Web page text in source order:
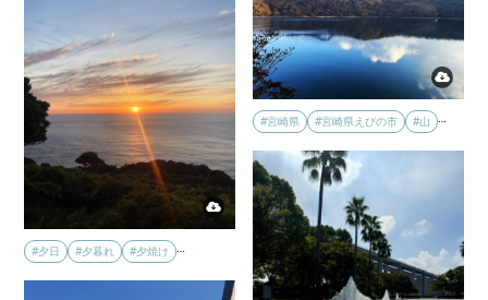
#宮崎県 #宮崎県えびの市 #山 …
#夕日 #夕暮れ #夕焼け …